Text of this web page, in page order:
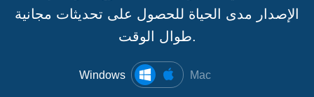
الإصدار مدى الحياة للحصول على تحديثات مجانية
طوال الوقت.
Windows Mac